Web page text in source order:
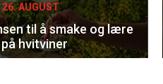
26. AUGUST
til å smake og lære
hvitviner